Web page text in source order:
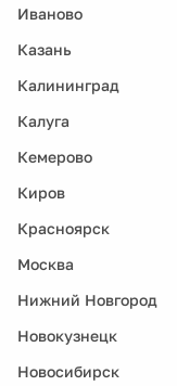
Иваново
Казань
Калининград
Калуга
Кемерово
Киров
Красноярск
Москва
Нижний Новгород
Новокузнецк
Новосибирск